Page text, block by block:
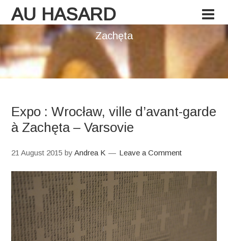
AU HASARD
Zachęta
Expo : Wrocław, ville d’avant-garde
à Zachęta – Varsovie
21 August 2015 byAndrea K Leave a Comment